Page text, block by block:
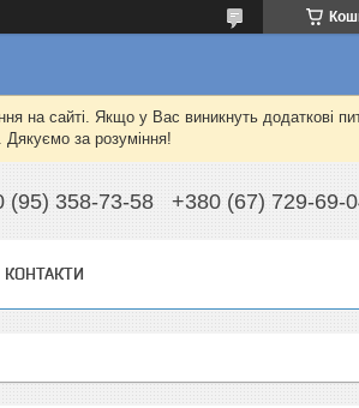
на сайті. Якщо у Вас виникнуть додаткові
за розуміння!
(95) 358-73-58 +380 (67) 729-69-
КОНТАКТИ